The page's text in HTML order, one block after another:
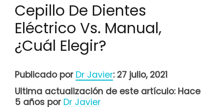
Cepillo De Dientes
Eléctrico Vs. Manual,
¿cuál Elegir?
Publicado por Dr Javier: 27 julio, 2021
Ultima actualización de este artículo: Hace
5 años por Dr Javier